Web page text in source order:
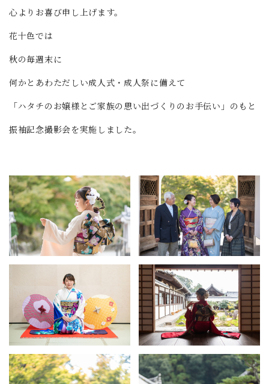
心よりお喜び申し上げます。
花十色では
秋の毎週末に
何かとあわただしい成人式・成人祭に備えて
「ハタチのお嬢様とご家族の思い出づくりのお手伝い」のもと
振袖記念撮影会を実施しました。